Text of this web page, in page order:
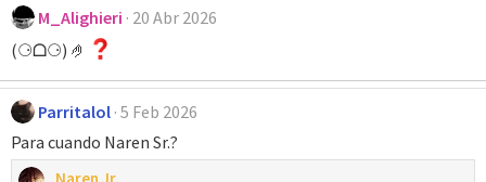
s
:
c
i
o
e
s
:
M_Alighieri 20 Abr 2026
(⚆ᗝ⚆) 🤌
Parritalol 5 Feb 2026
Para cuando Naren Sr.?